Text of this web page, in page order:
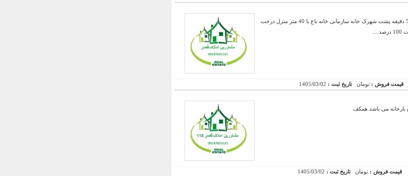
ملک موردنظردر شهرستان بستان اباد ورودی شهرستان فاصله تا جاده 5 دقیقه پشت شهرک خانه سازمانی خانه باغ با 40 متر منزل درخت
قیمت فروش : تومانتاریخ ثبت : 1405/03/02
قیمت فروش : تومانتاریخ ثبت : 1405/03/02